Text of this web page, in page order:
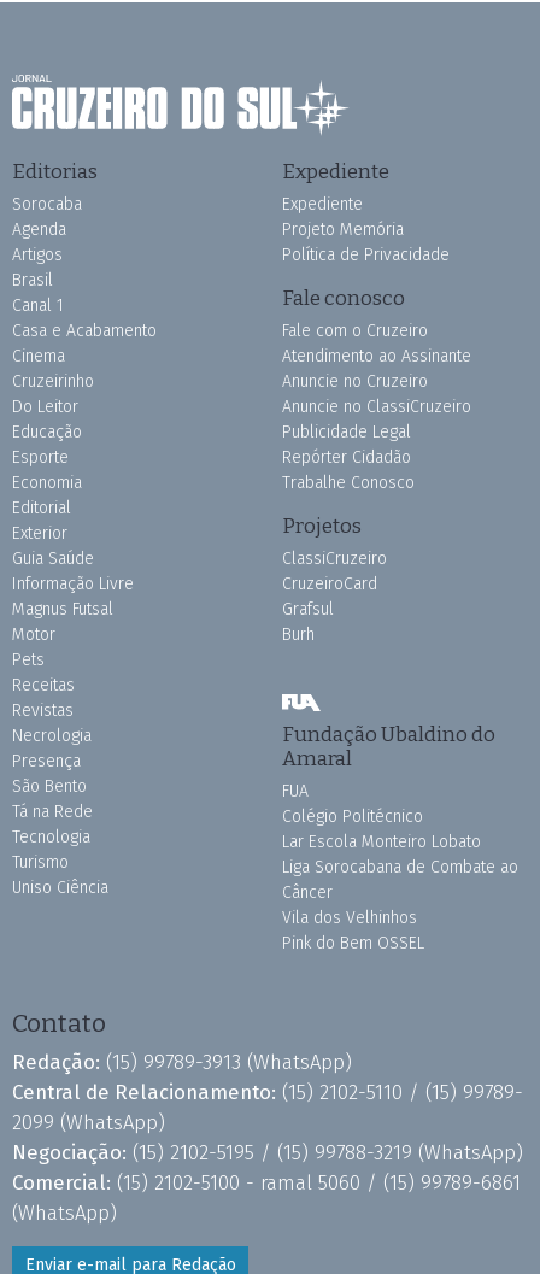
Editorias
Sorocaba
Agenda
Artigos
Brasil
Canal 1
Casa e Acabamento
Cinema
Cruzeirinho
Do Leitor
Educação
Esporte
Economia
Editorial
Exterior
Guia Saúde
Informação Livre
Magnus Futsal
Motor
Pets
Receitas
Revistas
Necrologia
Presença
São Bento
Tá na Rede
Tecnologia
Turismo
Uniso Ciência
Expediente
Expediente
Projeto Memória
Política de Privacidade
Fale conosco
Fale com o Cruzeiro
Atendimento ao Assinante
Anuncie no Cruzeiro
Anuncie no ClassiCruzeiro
Publicidade Legal
Repórter Cidadão
Trabalhe Conosco
Projetos
ClassiCruzeiro
CruzeiroCard
Grafsul
Burh
Fundação Ubaldino do
Amaral
FUA
Colégio Politécnico
Lar Escola Monteiro Lobato
Liga Sorocabana de Combate ao
Câncer
Vila dos Velhinhos
Pink do Bem OSSEL
Contato
Redação: (15) 99789-3913 (WhatsApp)
Central de Relacionamento: (15) 2102-5110 / (15) 99789-
2099 (WhatsApp)
Negociação: (15) 2102-5195 / (15) 99788-3219 (WhatsApp)
Comercial: (15) 2102-5100 - ramal 5060 / (15) 99789-6861
(WhatsApp)
Enviar e-mail para Redação